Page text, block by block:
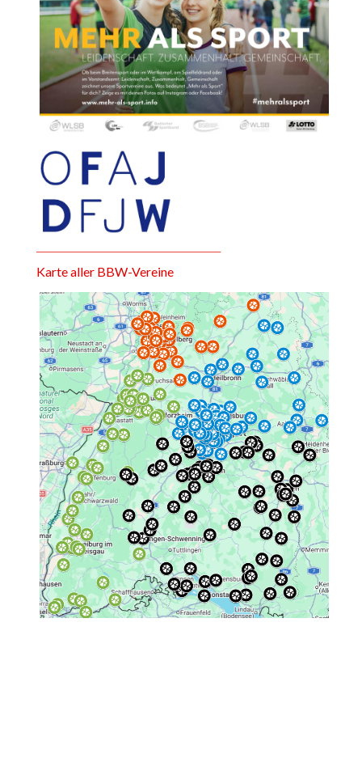
Karte aller BBW-Vereine